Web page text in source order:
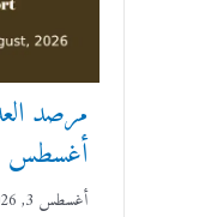
أغسطس 2026
أغسطس 3, 2026